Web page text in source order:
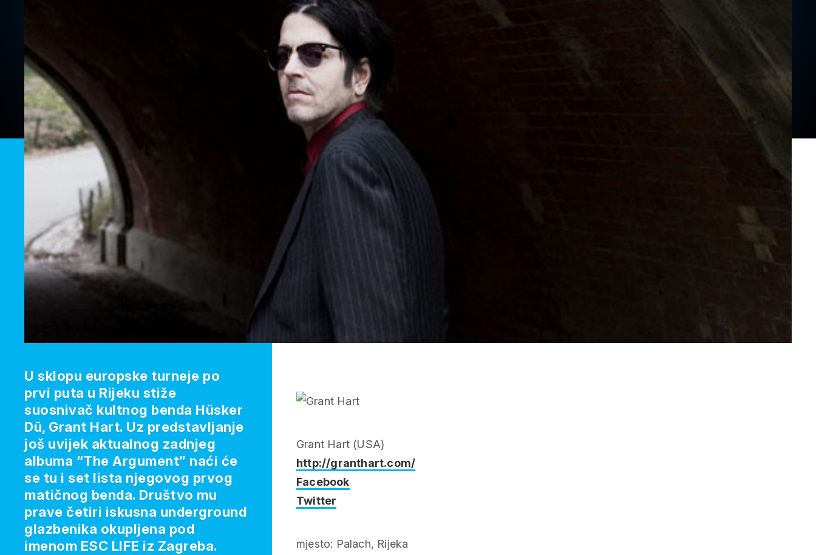
Grant Hart (USA)
http://granthart.com/
Facebook
Twitter
mjesto: Palach, Rijeka
U sklopu europske turneje po
prvi puta u Rijeku stiže
suosnivač kultnog benda Hüsker
Dü, Grant Hart. Uz predstavljanje
još uvijek aktualnog zadnjeg
albuma “The Argument” naći će
se tu i set lista njegovog prvog
matičnog benda. Društvo mu
prave četiri iskusna underground
glazbenika okupljena pod
imenom ESC LIFE iz Zagreba.